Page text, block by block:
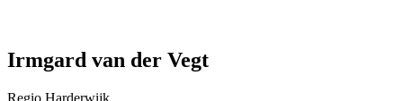
Irmgard van der Vegt
Regio Harderwijk